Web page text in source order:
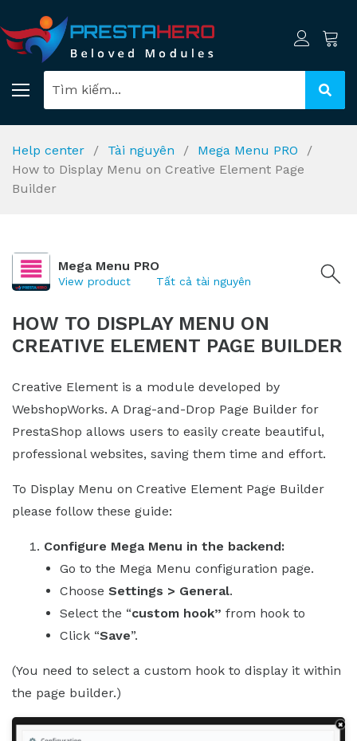
Help center Tài nguyên
Mega Menu PRO
How to Display Menu on Creative Element Page
Builder
Mega Menu PRO
View product Tất cả tài nguyên
HOW TO DISPLAY MENU ON
CREATIVE ELEMENT PAGE BUILDER
Creative Element is a module developed by
WebshopWorks. A Drag-and-Drop Page Builder for
PrestaShop allows users to easily create beautiful,
professional websites, saving them time and effort.
To Display Menu on Creative Element Page Builder
please follow these guide:
Configure Mega Menu in the backend:
Go to the Mega Menu configuration page.
Choose Settings > General.
Select the “custom hook” from hook to
Click “Save”.
(You need to select a custom hook to display it within
the page builder.)